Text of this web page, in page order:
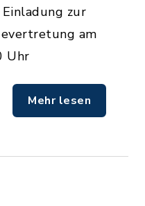
zur
am
Uhr
Mehr lesen